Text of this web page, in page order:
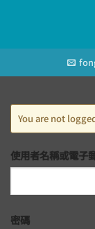
You are not
使用者名稱或電子
密碼